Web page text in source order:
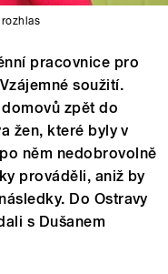
pracovnice pro
soužití.
zpět do
žen, které byly v
něm nedobrovolně
prováděli, aniž by
Do Ostravy
s Dušanem